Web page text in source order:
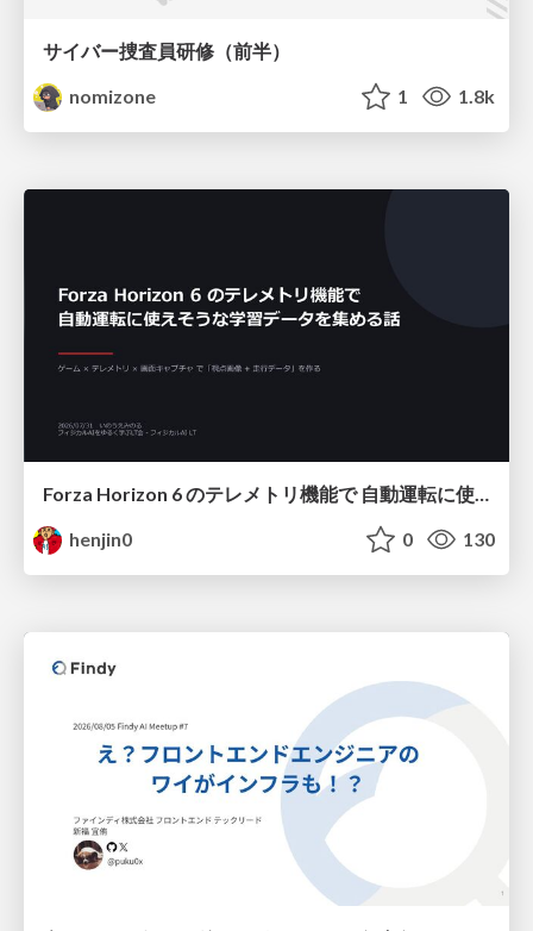
サイバー捜査員研修（前半）
nomizone
1 1.8k
Forza Horizon 6 のテレメトリ機能で 自動運転に使えそうな学習データを集める話
henjin0
0 130